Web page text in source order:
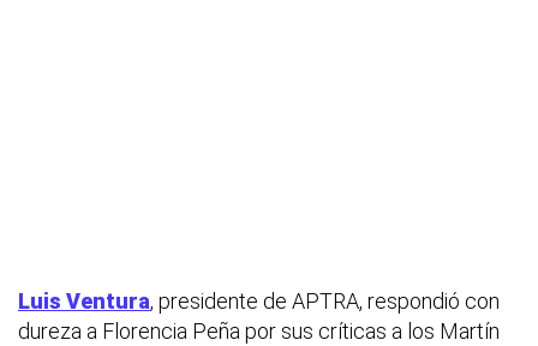
Luis Ventura, presidente de APTRA, respondió con
dureza a Florencia Peña por sus críticas a los Martín